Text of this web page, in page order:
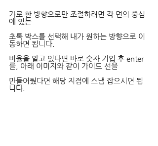
가로 한 방향으로만 조절하려면 각 면의 중심
에 있는
초록 박스를 선택해 내가 원하는 방향으로 이
동하면 됩니다.
비율을 알고 있다면 바로 숫자 기입 후 enter
를, 아래 이미지와 같이 가이드 선을
만들어뒀다면 해당 지점에 스냅 잡으시면 됩
니다.